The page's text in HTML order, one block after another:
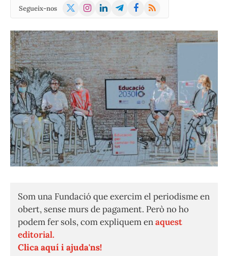
Segueix-nos
X
Instagram
LinkedInTelegramFacebook
RSS
Som una Fundació que exercim el periodisme en
obert, sense murs de pagament. Però no ho
podem fer sols, com expliquem enaquest
editorial.
Clica aquí i ajuda'ns!